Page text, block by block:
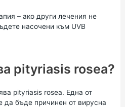
– ако други лечения не
насочени към UVB
pityriasis rosea?
pityriasis rosea. Една от
да бъде причинен от вирусна